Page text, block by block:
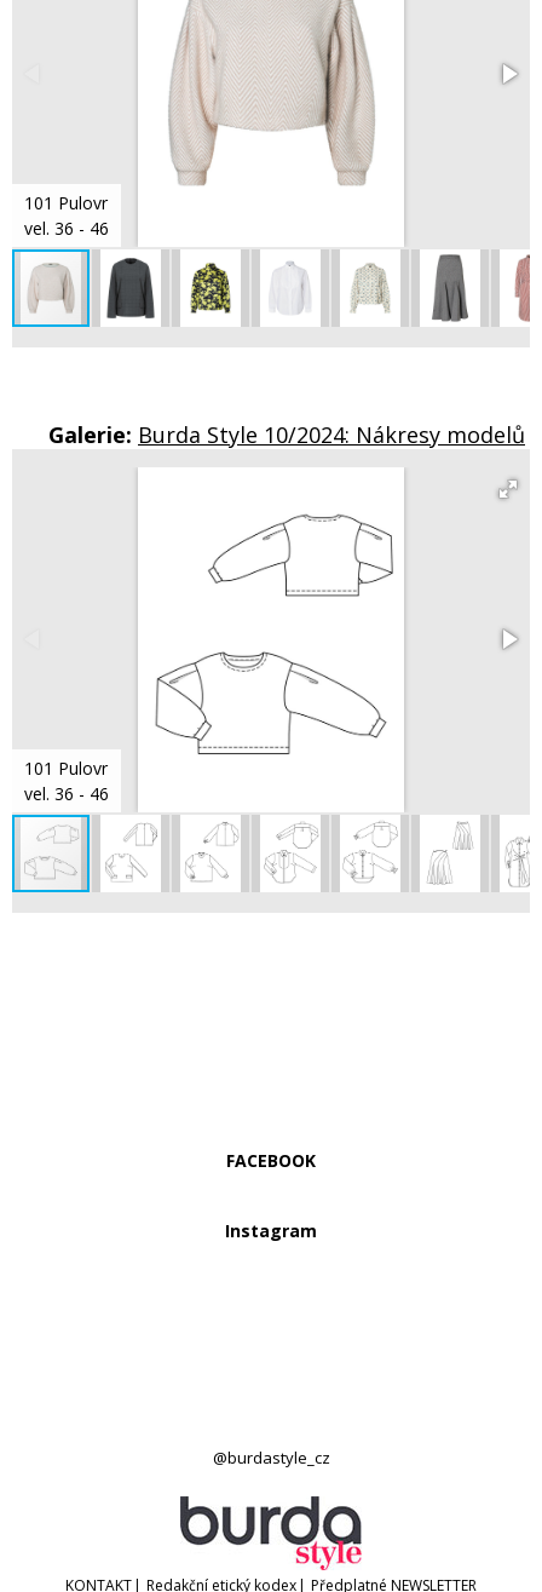
101 Pulovr
vel. 36 - 46
Galerie: Burda Style 10/2024: Nákresy modelů
101 Pulovr
vel. 36 - 46
FACEBOOK
Instagram
@burdastyle_cz
KONTAKT| Redakční etický kodex| Předplatné NEWSLETTER